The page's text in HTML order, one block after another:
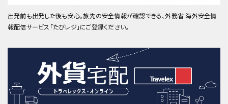
出発前も出発した後も安心。旅先の安全情報が確認できる、外務省 海外安全情
報配信サービス「たびレジ」にご登録ください。